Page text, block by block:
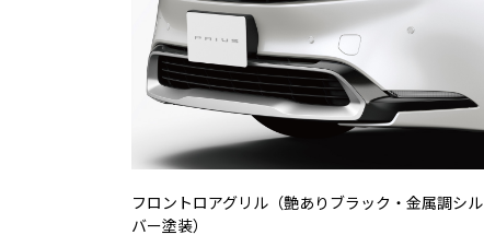
フロントロアグリル（艶ありブラック・金属調シル
バー塗装）